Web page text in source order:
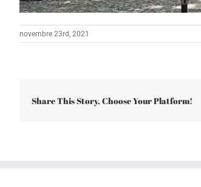
novembre 23rd, 2021
Share This Story, Choose Your Platform!